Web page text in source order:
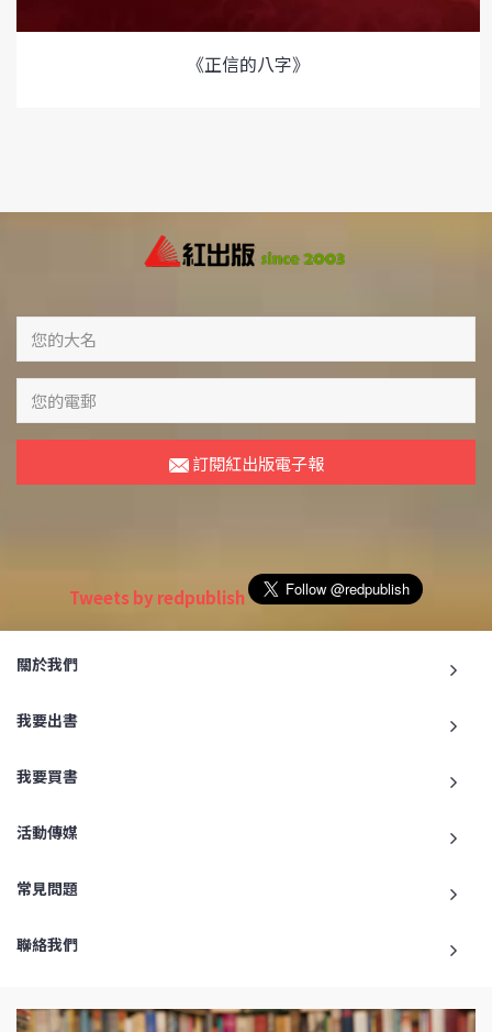
《正信的八字》
訂閱紅出版電子報
Tweets by redpublish
關於我們
我要出書
我要買書
活動傳媒
常見問題
聯絡我們